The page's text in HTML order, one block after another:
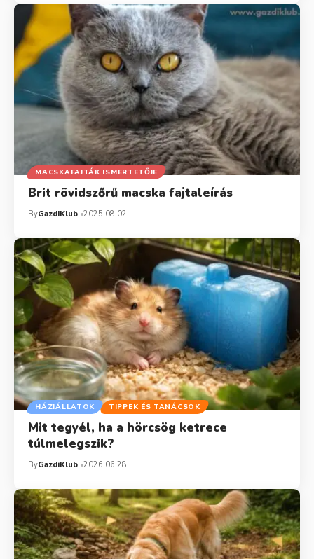
MACSKAFAJTÁK ISMERTETŐJE
Brit rövidszőrű macska fajtaleírás
ByGazdiKlub 2025.08.02.
HÁZIÁLLATOK TIPPEK ÉS TANÁCSOK
Mit tegyél, ha a hörcsög ketrece
túlmelegszik?
ByGazdiKlub 2026.06.28.